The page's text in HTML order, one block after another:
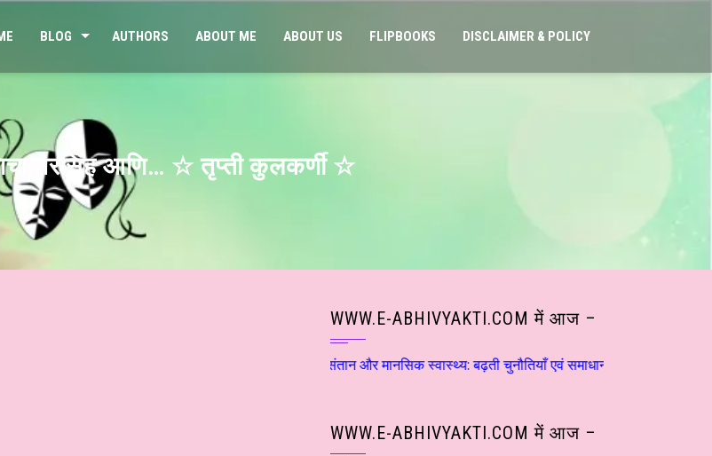
BLOG AUTHORS ABOUT ME ABOUT US FLIPBOOKS DISCLAIMER & POLICY
नरसिंह आणि… ☆ तृप्ती कुलकर्णी ☆
WWW.E-ABHIVYAKTI.COM में आज –
भारतीय ☆ हिन्दी साहित्य – आलेख ☆ जेन जी संतान और मानसिक स्वास्थ्य: बढ़ती चुनौतियाँ एवं समाधान ☆ डाॅ राकेश सक्सेना ☆
WWW.E-ABHIVYAKTI.COM में आज –